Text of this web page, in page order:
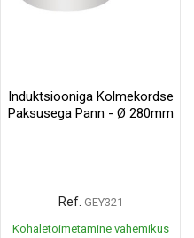
Induktsiooniga Kolmekordse
Paksusega Pann - Ø 280mm
Ref. GEY321
Kohaletoimetamine vahemikus